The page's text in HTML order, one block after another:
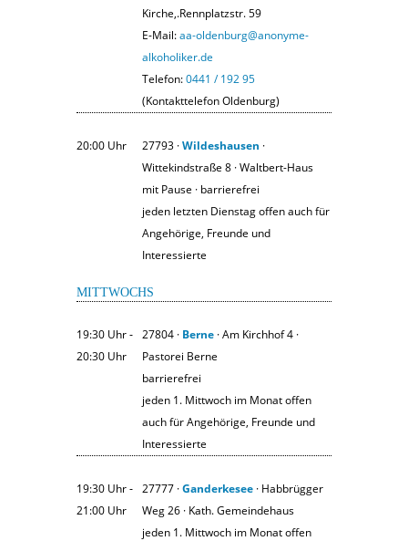
Kirche,.Rennplatzstr. 59
E-Mail:aa-oldenburg@anonyme-
alkoholiker.de
Telefon:0441 / 192 95
(Kontakttelefon Oldenburg)
20:00 Uhr 27793 ·Wildeshausen ·
Wittekindstraße 8 · Waltbert-Haus
mit Pause · barrierefrei
jeden letzten Dienstag offen auch für
Angehörige, Freunde und
Interessierte
MITTWOCHS
19:30 Uhr ‐
20:30 Uhr
27804 · Berne · Am Kirchhof 4 ·
Pastorei Berne
barrierefrei
jeden 1. Mittwoch im Monat offen
auch für Angehörige, Freunde und
Interessierte
19:30 Uhr ‐
21:00 Uhr
27777 ·Ganderkesee · Habbrügger
Weg 26 · Kath. Gemeindehaus
jeden 1. Mittwoch im Monat offen